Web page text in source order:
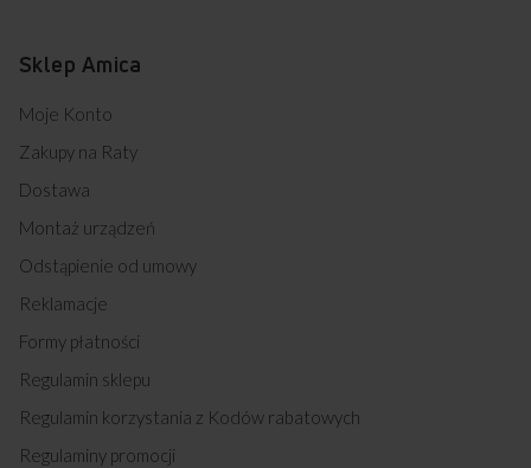
Sklep Amica
Moje Konto
Zakupy na Raty
Dostawa
Montaż urządzeń
Odstąpienie od umowy
Reklamacje
Formy płatności
Regulamin sklepu
Regulamin korzystania z Kodów rabatowych
Regulaminy promocji